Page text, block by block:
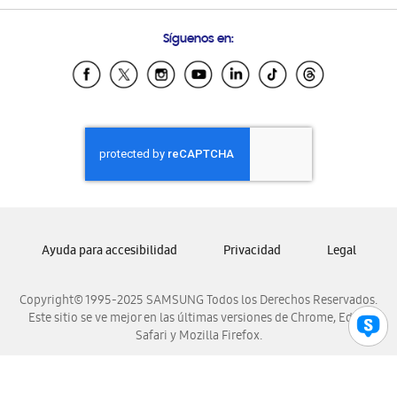
Samsung Ecuador
Samsung El Salvador
Samsung Honduras
Samsung Nicaragua
Samsung Panamá
Samsung Venezuela
Síguenos en:
Copyright© 1995-2025 SAMSUNG Todos los Derechos Reservados.
Este sitio se ve mejor en las últimas versiones de Chrome, Edge,
Safari y Mozilla Firefox.
Ayuda para accesibilidad Privacidad Legal